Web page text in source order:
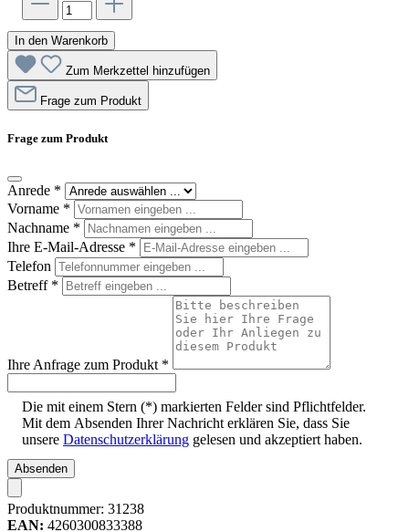
In den Warenkorb
Zum Merkzettel hinzufügen
Frage zum Produkt
Frage zum Produkt
Anrede *
Vorname *
Nachname *
Ihre E-Mail-Adresse *
Telefon
Betreff *
Ihre Anfrage zum Produkt *
Die mit einem Stern (*) markierten Felder sind Pflichtfelder.
Mit dem Absenden Ihrer Nachricht erklären Sie, dass Sie
unsere Datenschutzerklärung gelesen und akzeptiert haben.
Absenden
Produktnummer: 31238
EAN: 4260300833388